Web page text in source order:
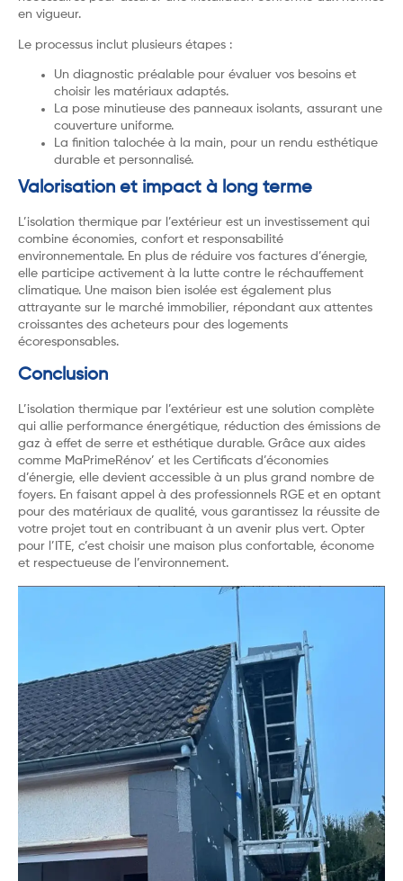
en vigueur.
Le processus inclut plusieurs étapes :
Un diagnostic préalable pour évaluer vos besoins et
choisir les matériaux adaptés.
La pose minutieuse des panneaux isolants, assurant une
couverture uniforme.
La finition talochée à la main, pour un rendu esthétique
durable et personnalisé.
Valorisation et impact à long terme
L’isolation thermique par l’extérieur est un investissement qui
combine économies, confort et responsabilité
environnementale. En plus de réduire vos factures d’énergie,
elle participe activement à la lutte contre le réchauffement
climatique. Une maison bien isolée est également plus
attrayante sur le marché immobilier, répondant aux attentes
croissantes des acheteurs pour des logements
écoresponsables.
Conclusion
L’isolation thermique par l’extérieur est une solution complète
qui allie performance énergétique, réduction des émissions de
gaz à effet de serre et esthétique durable. Grâce aux aides
comme MaPrimeRénov’ et les Certificats d’économies
d’énergie, elle devient accessible à un plus grand nombre de
foyers. En faisant appel à des professionnels RGE et en optant
pour des matériaux de qualité, vous garantissez la réussite de
votre projet tout en contribuant à un avenir plus vert. Opter
pour l’ITE, c’est choisir une maison plus confortable, économe
et respectueuse de l’environnement.